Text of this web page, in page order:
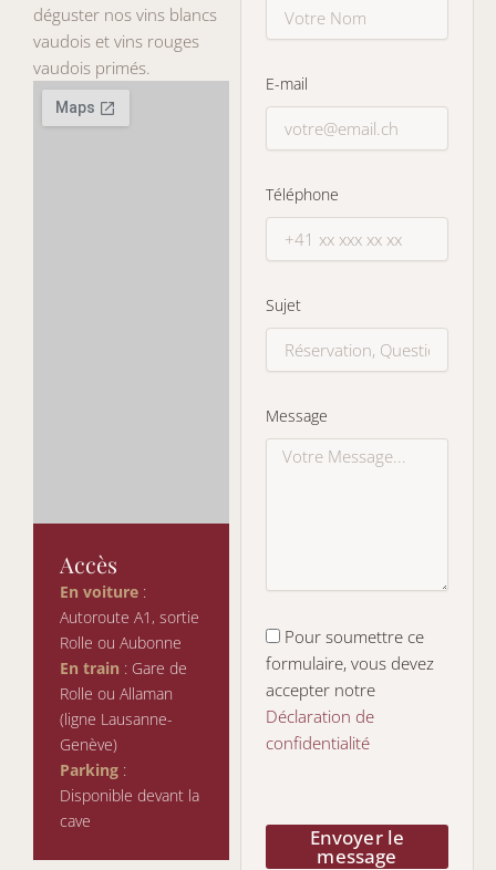
déguster nos vins blancs
vaudois et vins rouges
vaudois primés.
Accès
En voiture :
Autoroute A1, sortie
Rolle ou Aubonne
En train : Gare de
Rolle ou Allaman
(ligne Lausanne-
Genève)
Parking :
Disponible devant la
cave
E-mail
Téléphone
Sujet
Message
Pour soumettre ce
formulaire, vous devez
accepter notre
Déclaration de
confidentialité
Envoyer le
message